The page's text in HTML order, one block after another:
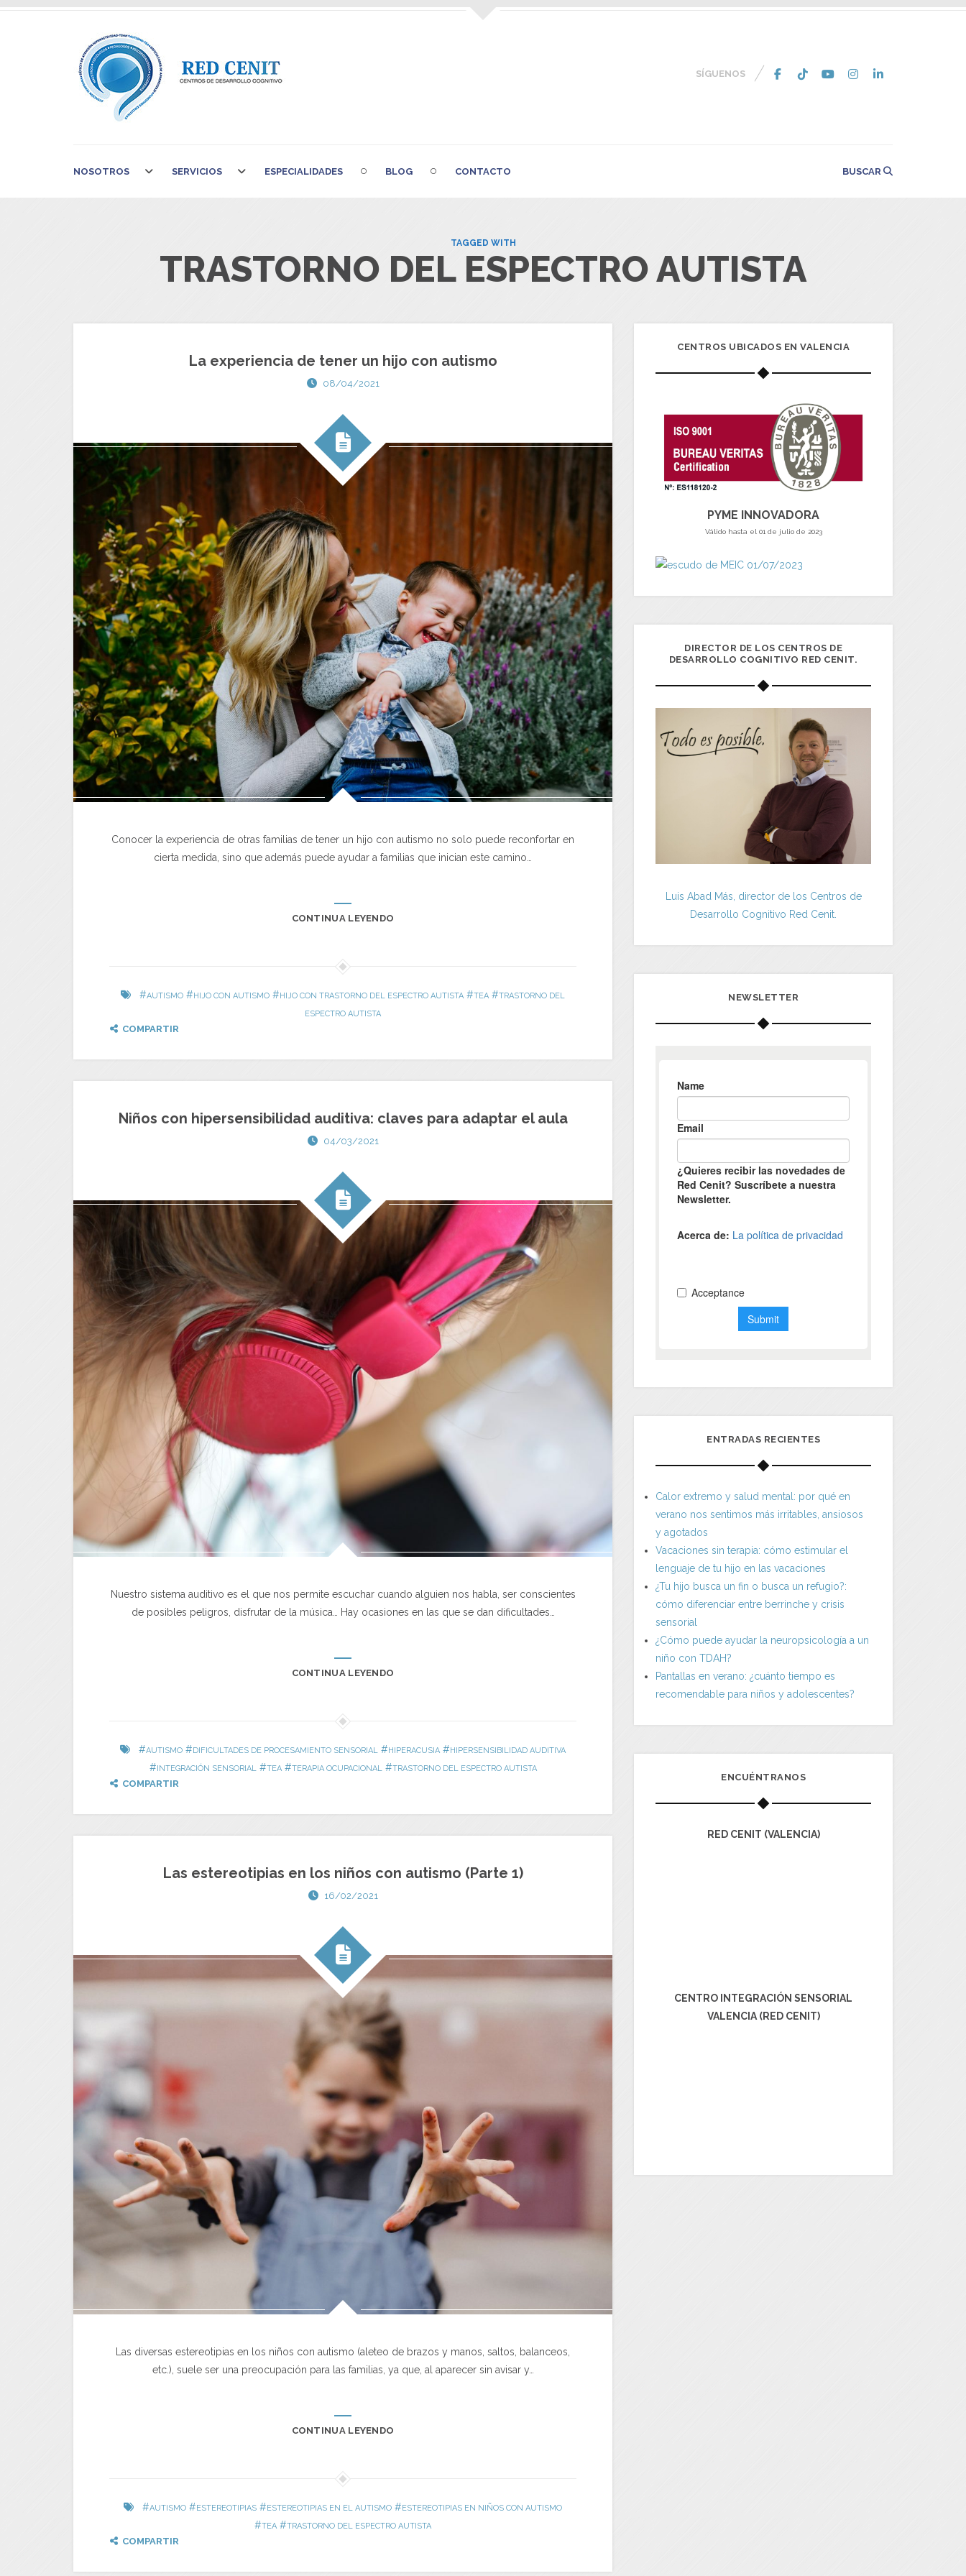
SÍGUENOS
NOSOTROS SERVICIOS ESPECIALIDADES BLOG CONTACTO BUSCAR
TAGGED WITH
TRASTORNO DEL ESPECTRO AUTISTA
La experiencia de tener un hijo con autismo
08/04/2021
Conocer la experiencia de otras familias de tener un hijo con autismo no solo puede reconfortar en
cierta medida, sino que además puede ayudar a familias que inician este camino…
CONTINUA LEYENDO
#AUTISMO #HIJO CON AUTISMO #HIJO CON TRASTORNO DEL ESPECTRO AUTISTA #TEA #TRASTORNO DEL
ESPECTRO AUTISTA
COMPARTIR
Niños con hipersensibilidad auditiva: claves para adaptar el aula
04/03/2021
Nuestro sistema auditivo es el que nos permite escuchar cuando alguien nos habla, ser conscientes
de posibles peligros, disfrutar de la música… Hay ocasiones en las que se dan dificultades…
CONTINUA LEYENDO
#AUTISMO #DIFICULTADES DE PROCESAMIENTO SENSORIAL #HIPERACUSIA #HIPERSENSIBILIDAD AUDITIVA
#INTEGRACIÓN SENSORIAL #TEA#TERAPIA OCUPACIONAL #TRASTORNO DEL ESPECTRO AUTISTA
COMPARTIR
Las estereotipias en los niños con autismo (Parte 1)
16/02/2021
Las diversas estereotipias en los niños con autismo (aleteo de brazos y manos, saltos, balanceos,
etc.), suele ser una preocupación para las familias, ya que, al aparecer sin avisar y…
CONTINUA LEYENDO
#AUTISMO #ESTEREOTIPIAS #ESTEREOTIPIAS EN EL AUTISMO #ESTEREOTIPIAS EN NIÑOS CON AUTISMO
#TEA #TRASTORNO DEL ESPECTRO AUTISTA
COMPARTIR
CENTROS UBICADOS EN VALENCIA
PYME INNOVADORA
Válido hasta el 01 de julio de 2023
DIRECTOR DE LOS CENTROS DE
DESARROLLO COGNITIVO RED CENIT.
Luis Abad Más, director de los Centros de
Desarrollo Cognitivo Red Cenit.
NEWSLETTER
ENTRADAS RECIENTES
Calor extremo y salud mental: por qué en
verano nos sentimos más irritables, ansiosos
y agotados
Vacaciones sin terapia: cómo estimular el
lenguaje de tu hijo en las vacaciones
¿Tu hijo busca un fin o busca un refugio?:
cómo diferenciar entre berrinche y crisis
sensorial
¿Cómo puede ayudar la neuropsicología a un
niño con TDAH?
Pantallas en verano: ¿cuánto tiempo es
recomendable para niños y adolescentes?
ENCUÉNTRANOS
RED CENIT (VALENCIA)
CENTRO INTEGRACIÓN SENSORIAL
VALENCIA (RED CENIT)